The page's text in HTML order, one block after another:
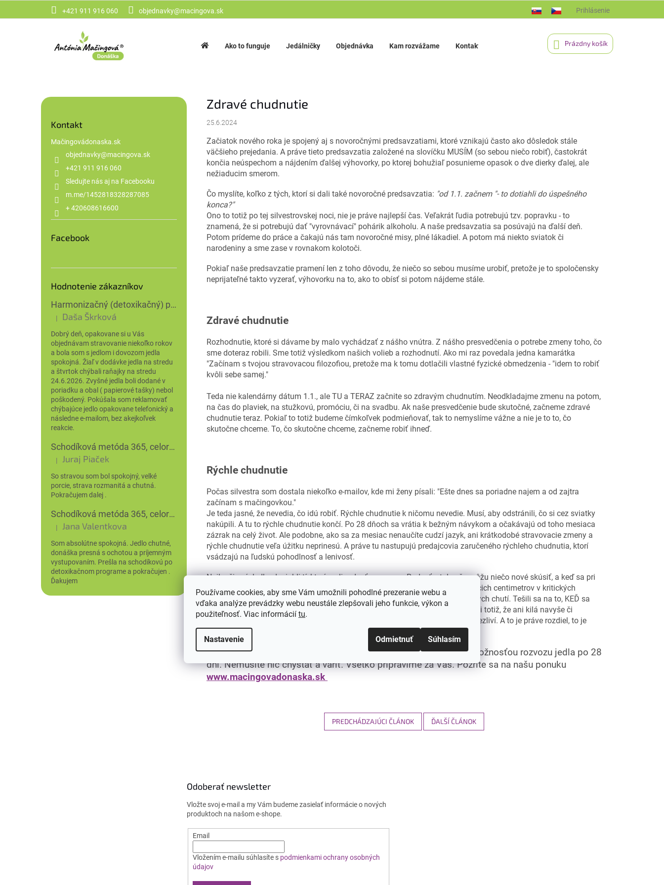
Používame cookies, aby sme Vám umožnili pohodlné prezeranie webu a
vďaka analýze prevádzky webu neustále zlepšovali jeho funkcie, výkon a
použiteľnosť. Viac informácií tu.
Nastavenie Odmietnuť Súhlasím
+421 911 916 060 objednavky@macingova.sk Prihlásenie
Ako to funguje Jedálničky Objednávka Kam rozvážame Kontakt
NÁKUPNÝ
KOŠÍK
Prázdny košík
B
Kontakt
Mačingovádonaska.sk
objednavky@macingova.sk
+421 911 916 060
Sledujte nás aj na Facebooku
m.me/1452818328287085
+ 420608616600
Facebook
Hodnotenie zákazníkov
Harmonizačný (detoxikačný) program na 28 dní
Hodnotenie produktu je 3 z 5 hviezdičiek.
| Daša Škrková
Dobrý deň, opakovane si u Vás
objednávam stravovanie niekoľko rokov
a bola som s jedlom i dovozom jedla
spokojná. Žiaľ v dodávke jedla na stredu
a štvrtok chýbali raňajky na stredu
24.6.2026. Zvyšné jedla boli dodané v
poriadku a obal ( papierové tašky) nebol
poškodený. Pokúšala som reklamovať
chýbajúce jedlo opakovane telefonický a
následne e-mailom, bez akejkoľvek
reakcie.
Schodíková metóda 365, celoročné udržujúce stravovanie
Hodnotenie produktu je 5 z 5 hviezdičiek.
| Juraj Piaček
So stravou som bol spokojný, velké
porcie, strava rozmanitá a chutná.
Pokračujem dalej .
Schodíková metóda 365, celoročné udržujúce stravovanie
Hodnotenie produktu je 5 z 5 hviezdičiek.
| Jana Valentkova
Som absolútne spokojná. Jedlo chutné,
donáška presná s ochotou a príjemným
vystupovaním. Prešla na schodíkovú po
detoxikačnom programe a pokračujen .
Ďakujem
Zdravé chudnutie
25.6.2024
Začiatok nového roka je spojený aj s novoročnými predsavzatiami, ktoré vznikajú často ako dôsledok stále
väčšieho prejedania. A práve tieto predsavzatia založené na slovíčku MUSÍM (so sebou niečo robiť), častokrát
končia neúspechom a nájdením ďalšej výhovorky, po ktorej bohužiaľ posunieme opasok o dve dierky ďalej, ale
nežiaducim smerom.
Čo myslíte, koľko z tých, ktorí si dali také novoročné predsavzatia: "od 1.1. začnem "- to dotiahli do úspešného
konca?"
Ono to totiž po tej silvestrovskej noci, nie je práve najlepší čas. Veľakrát ľudia potrebujú tzv. popravku - to
znamená, že si potrebujú dať "vyrovnávací" pohárik alkoholu. A naše predsavzatia sa posúvajú na ďalší deň.
Potom prídeme do práce a čakajú nás tam novoročné misy, plné lákadiel. A potom má niekto sviatok či
narodeniny a sme zase v rovnakom kolotoči.
Pokiaľ naše predsavzatie pramení len z toho dôvodu, že niečo so sebou musíme urobiť, pretože je to spoločensky
neprijateľné takto vyzerať, výhovorku na to, ako to obísť si potom nájdeme stále.
Zdravé chudnutie
Rozhodnutie, ktoré si dávame by malo vychádzať z nášho vnútra. Z nášho presvedčenia o potrebe zmeny toho, čo
sme doteraz robili. Sme totiž výsledkom našich volieb a rozhodnutí. Ako mi raz povedala jedna kamarátka
"Začínam s tvojou stravovacou filozofiou, pretože ma k tomu dotlačili vlastné fyzické obmedzenia - "idem to robiť
kvôli sebe samej."
Teda nie kalendárny dátum 1.1., ale TU a TERAZ začnite so zdravým chudnutím. Neodkladajme zmenu na potom,
na čas do plaviek, na stužkovú, promóciu, či na svadbu. Ak naše presvedčenie bude skutočné, začneme zdravé
chudnutie teraz. Pokiaľ to totiž budeme čímkoľvek podmieňovať, tak to nemyslíme vážne a nie je to to, čo
skutočne chceme. To, čo skutočne chceme, začneme robiť ihneď.
Rýchle chudnutie
Počas silvestra som dostala niekoľko e-mailov, kde mi ženy písali: "Ešte dnes sa poriadne najem a od zajtra
začínam s mačingovkou."
Je teda jasné, že nevedia, čo idú robiť. Rýchle chudnutie k ničomu nevedie. Musí, aby odstránili, čo si cez sviatky
nakúpili. A tu to rýchle chudnutie končí. Po 28 dňoch sa vrátia k bežným návykom a očakávajú od toho mesiaca
zázrak na celý život. Ale podobne, ako sa za mesiac nenaučíte cudzí jazyk, ani krátkodobé stravovacie zmeny a
rýchle chudnutie veľa úžitku neprinesú. A práve tu nastupujú predajcovia zaručeného rýchleho chudnutia, ktorí
vsádzajú na ľudskú pohodlnosť a lenivosť.
Najlepšie výsledky dosiahli tí, ktorí mali radosť zo zmeny. Radosť z toho, že môžu niečo nové skúsiť, a keď sa pri
plnom pocite nasýtenia dopracujú k zvýšenej kvalite zdravia a úbytku nežiaducich centimetrov v kritických
partiách a kíl navyše. Tešili sa na proces prípravy nových jedál, na zážitok nových chutí. Tešili sa na to, KEĎ sa
začnú prejavovať výsledky ich snaženia a netlačili na to KEDY... Uvedomovali si totiž, že ani kilá navyše či
zhoršenie zdravotného stavu nenastalo po jednom mesiaci. Boli dôslední a trpezliví. A to je práve rozdiel, to je
zdravé chudnutie.
Pokiaľ ste na takú zmenu pripravení, využite zdravé chudnutie s možnosťou rozvozu jedla po 28
dní. Nemusíte nič chystať a variť. Všetko pripravíme za Vás. Pozrite sa na našu ponuku
www.macingovadonaska.sk
PREDCHÁDZAJÚCI ČLÁNOK ĎALŠÍ ČLÁNOK
Odoberať newsletter
Vložte svoj e-mail a my Vám budeme zasielať informácie o nových
produktoch na našom e-shope.
Email
Vložením e-mailu súhlasíte s podmienkami ochrany osobných
údajov